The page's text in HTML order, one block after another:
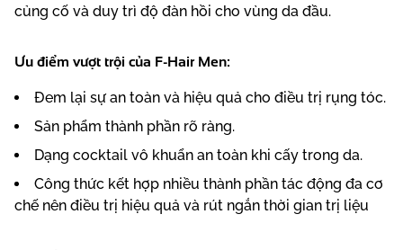
củng cố và duy trì độ đàn hồi cho vùng da đầu.
Ưu điểm vượt trội của F-Hair Men:
Đem lại sự an toàn và hiệu quả cho điều trị rụng tóc.
Sản phẩm thành phần rõ ràng.
Dạng cocktail vô khuẩn an toàn khi cấy trong da.
Công thức kết hợp nhiều thành phần tác động đa cơ
chế nên điều trị hiệu quả và rút ngắn thời gian trị liệu